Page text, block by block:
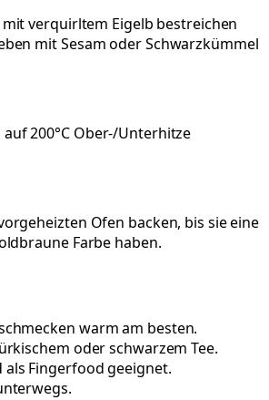
verquirltem Eigelb bestreichen
mit Sesam oder Schwarzkümmel
200°C Ober-/Unterhitze
Ofen backen, bis sie eine
Farbe haben.
warm am besten.
oder schwarzem Tee.
Fingerfood geeignet.